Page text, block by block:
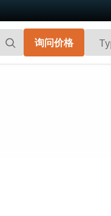
询问价格